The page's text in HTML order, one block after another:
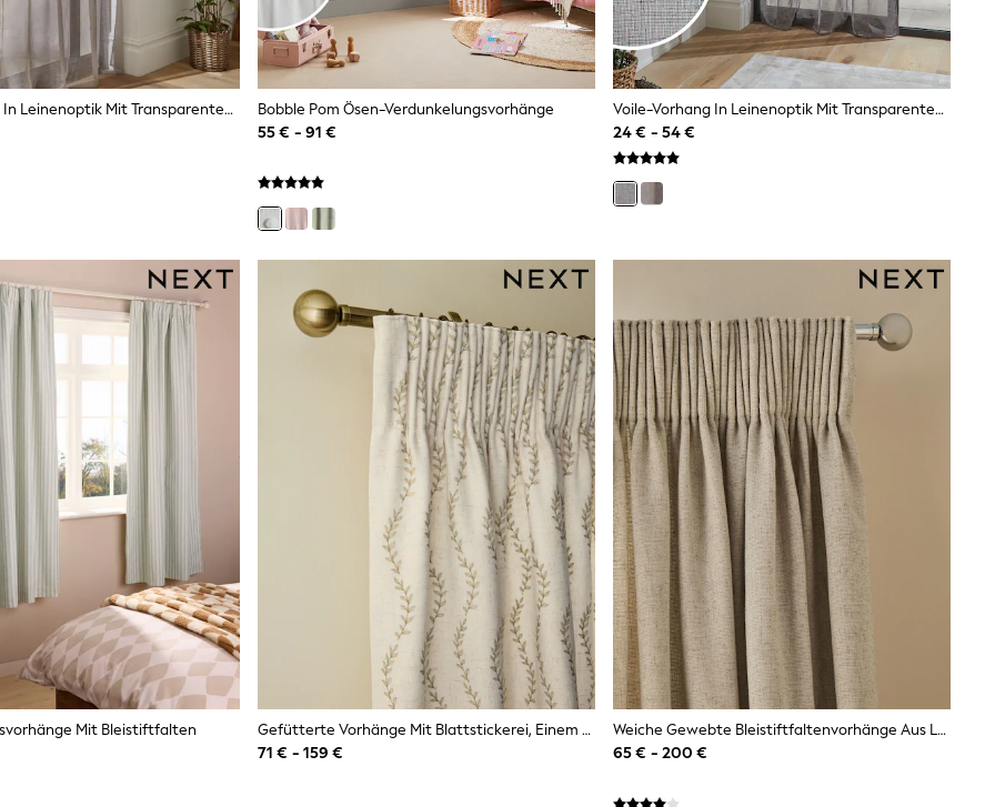
Voile-Vorhang In Leinenoptik Mit Transparentem Einsatz Und Stangendurchzug
Bobble Pom Ösen-Verdunkelungsvorhänge
55 € - 91 €
Voile-Vorhang In Leinenoptik Mit Transparentem Einsatz Und Stangendurchzug
24 € - 54 €
Mit Bleistiftfalten
Gefütterte Vorhänge Mit Blattstickerei, Einem Hauch Von Leinen Und Falten
71 € - 159 €
Weiche Gewebte Bleistiftfaltenvorhänge Aus Leinenmischung
65 € - 200 €